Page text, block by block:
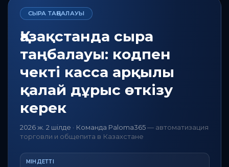
СЫРА ТАҢБАЛАУЫ
Қазақстанда сыра
таңбалауы: кодпен
чекті касса арқылы
қалай дұрыс өткізу
керек
2026 ж. 2 шілде · Команда Paloma365— автоматизация
торговли и общепита в Казахстане
МІНДЕТТІ